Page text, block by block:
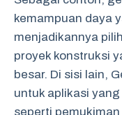
kemampuan daya
menjadikannya
proyek konstruksi
besar. Di sisi lain,
untuk aplikasi
seperti